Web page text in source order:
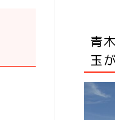
青
玉